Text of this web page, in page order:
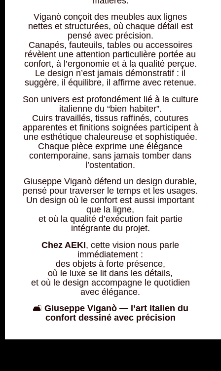
Viganò conçoit des meubles aux lignes
nettes et structurées, où chaque détail est
pensé avec précision.
Canapés, fauteuils, tables ou accessoires
révèlent une attention particulière portée au
confort, à l’ergonomie et à la qualité perçue.
Le design n’est jamais démonstratif : il
suggère, il équilibre, il affirme avec retenue.
Son univers est profondément lié à la culture
italienne du “bien habiter”.
Cuirs travaillés, tissus raffinés, coutures
apparentes et finitions soignées participent à
une esthétique chaleureuse et sophistiquée.
Chaque pièce exprime une élégance
contemporaine, sans jamais tomber dans
l’ostentation.
Giuseppe Viganò défend un design durable,
pensé pour traverser le temps et les usages.
Un design où le confort est aussi important
que la ligne,
et où la qualité d’exécution fait partie
intégrante du projet.
Chez AEKI, cette vision nous parle
immédiatement :
des objets à forte présence,
où le luxe se lit dans les détails,
et où le design accompagne le quotidien
avec élégance.
🛋️ Giuseppe Viganò — l’art italien du
confort dessiné avec précision